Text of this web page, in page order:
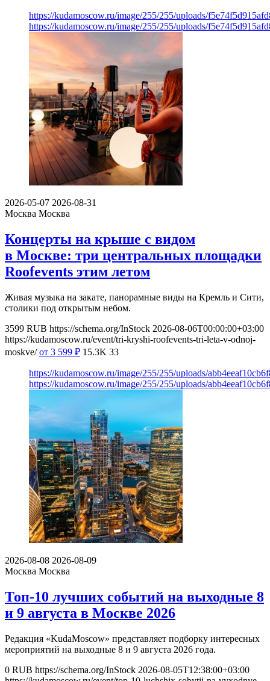
https://kudamoscow.ru/image/255/255/uploads/
https://kudamoscow.ru/image/255/255/uploads/
2026-05-07 2026-08-31
Москва Москва
Концерты на крыше с видом
в Москве: три центральных площадки
Roofevents этим летом
Живая музыка на закате, панорамные виды на Кремль и Сити,
столики под открытым небом.
3599 RUB https://schema.org/InStock 2026-08-06T00:00:00+03:00
https://kudamoscow.ru/event/tri-kryshi-roofevents-tri-leta-v-odnoj-
moskve/ от 3 599 ₽ 15.3K 33
https://kudamoscow.ru/image/255/255/uploads/
https://kudamoscow.ru/image/255/255/uploads/
2026-08-08 2026-08-09
Москва Москва
Топ-10 лучших событий на выходные 8
и 9 августа в Москве 2026
Редакция «KudaMoscow» представляет подборку интересных
мероприятий на выходные 8 и 9 августа 2026 года.
0 RUB https://schema.org/InStock 2026-08-05T12:38:00+03:00